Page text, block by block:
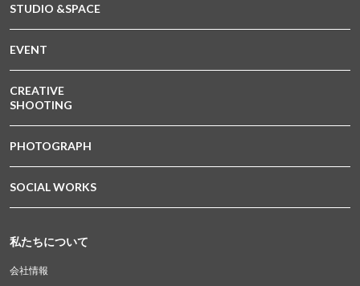
STUDIO &SPACE
EVENT
CREATIVE
SHOOTING
PHOTOGRAPH
SOCIAL WORKS
私たちについて
会社情報